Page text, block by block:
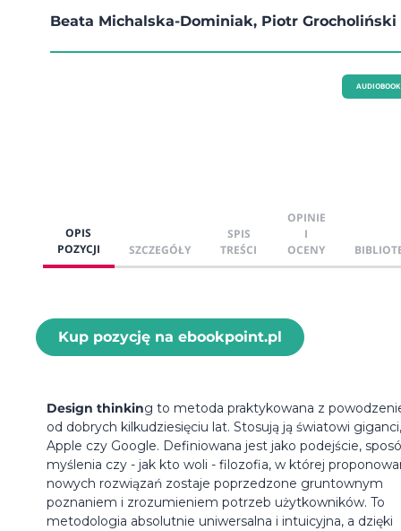
Beata Michalska-Dominiak, Piotr Grocholiński
AUDIOBOOK
OPIS
POZYCJI
SZCZEGÓŁY
SPIS
TREŚCI
OPINIE
I
OCENY
Kup pozycję na ebookpoint.pl
Design thinking to metoda praktykowana z
od dobrych kilkudziesięciu lat. Stosują ją światowi
Apple czy Google. Definiowana jest jako podejście,
myślenia czy - jak kto woli - filozofia, w której
nowych rozwiązań zostaje poprzedzone gruntownym
poznaniem i zrozumieniem potrzeb użytkowników. To
metodologia absolutnie uniwersalna i intuicyjna, a dzięki